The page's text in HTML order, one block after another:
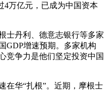
4万亿元，已成为中国资本
士丹利 德意志银行等多家
GDP增速预期。多家机构
竞争力是他们坚定投资中国
华“扎根”。近期， 摩根士